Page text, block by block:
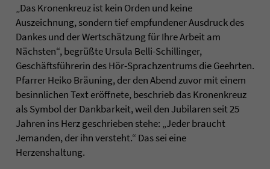
„Das Kronenkreuz ist kein Orden und keine
Auszeichnung, sondern tief empfundener Ausdruck des
Dankes und der Wertschätzung für Ihre Arbeit am
Nächsten“, begrüßte Ursula Belli-Schillinger,
Geschäftsführerin des Hör-Sprachzentrums die Geehrten.
Pfarrer Heiko Bräuning, der den Abend zuvor mit einem
besinnlichen Text eröffnete, beschrieb das Kronenkreuz
als Symbol der Dankbarkeit, weil den Jubilaren seit 25
Jahren ins Herz geschrieben stehe: „Jeder braucht
Jemanden, der ihn versteht.“ Das sei eine
Herzenshaltung.